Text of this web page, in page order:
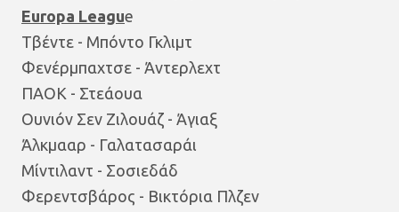
Europa League
Τβέντε - Μπόντο Γκλιμτ
Φενέρμπαχτσε - Άντερλεχτ
ΠΑΟΚ - Στεάουα
Ουνιόν Σεν Ζιλουάζ - Άγιαξ
Άλκμααρ - Γαλατασαράι
Μίντιλαντ - Σοσιεδάδ
Φερεντσβάρος - Βικτόρια Πλζεν